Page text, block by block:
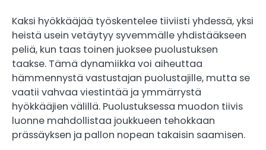
Kaksi hyökkääjää työskentelee tiiviisti yhdessä, yksi
heistä usein vetäytyy syvemmälle yhdistääkseen
peliä, kun taas toinen juoksee puolustuksen
taakse. Tämä dynamiikka voi aiheuttaa
hämmennystä vastustajan puolustajille, mutta se
vaatii vahvaa viestintää ja ymmärrystä
hyökkääjien välillä. Puolustuksessa muodon tiivis
luonne mahdollistaa joukkueen tehokkaan
prässäyksen ja pallon nopean takaisin saamisen.